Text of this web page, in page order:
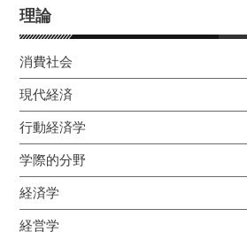
理論
消費社会
現代経済
行動経済学
学際的分野
経済学
経営学